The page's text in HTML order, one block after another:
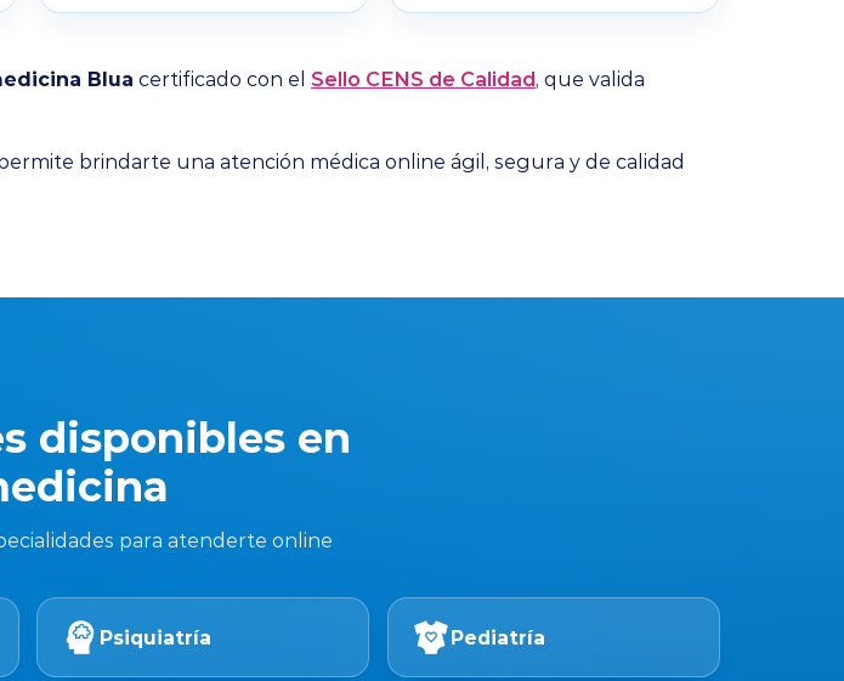
Blua certificado con el Sello CENS de Calidad, que valida
brindarte una atención médica online ágil, segura y de calidad
disponibles en
para atenderte online
Psiquiatría Pediatría